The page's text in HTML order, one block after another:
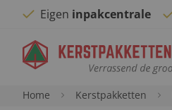
Eigen inpakcentrale
Home Kerstpakketten